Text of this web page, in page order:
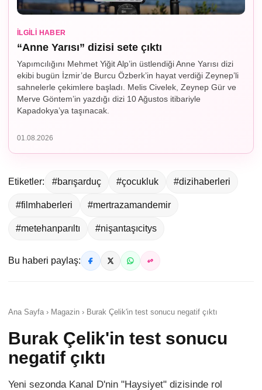
İLGILI HABER
“Anne Yarısı” dizisi sete çıktı
Yapımcılığını Mehmet Yiğit Alp’in üstlendiği Anne Yarısı dizi
ekibi bugün İzmir’de Burcu Özberk’in hayat verdiği Zeynep’li
sahnelerle çekimlere başladı. Melis Civelek, Zeynep Gür ve
Merve Göntem’in yazdığı dizi 10 Ağustos itibariyle
Kapadokya’ya taşınacak.
01.08.2026
Etiketler: #barışarduç #çocukluk #dizihaberleri
#filmhaberleri #mertrazamandemir
#metehanparıltı #nişantaşıcitys
Bu haberi paylaş:
Ana Sayfa › Magazin › Burak Çelik'in test sonucu negatif çıktı
Burak Çelik'in test sonucu
negatif çıktı
Yeni sezonda Kanal D'nin "Haysiyet" dizisinde rol